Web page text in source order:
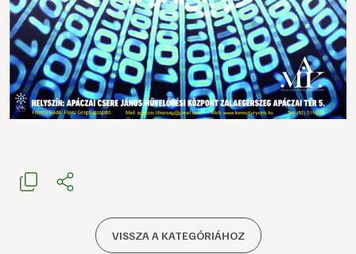
VISSZA A KATEGÓRIÁHOZ